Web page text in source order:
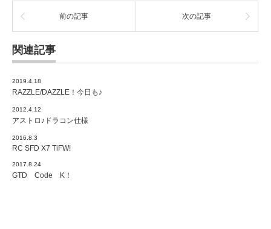
前の記事 次の記事
関連記事
2019.4.18
RAZZLE/DAZZLE！今日も♪
2012.4.12
アストロ♪ドラコン仕様
2016.8.3
RC SFD X7 TiFW!
2017.8.24
GTD Code K！